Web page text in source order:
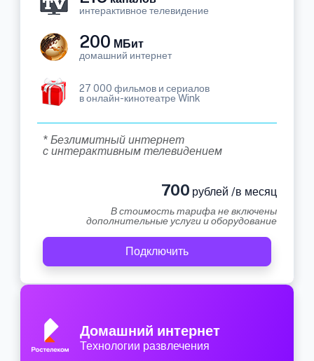
интерактивное телевидение
200 МБит
домашний интернет
27 000 фильмов и сериалов
в онлайн-кинотеатре Wink
* Безлимитный интернет
с интерактивным телевидением
700 рублей /в месяц
В стоимость тарифа не включены
дополнительные услуги и оборудование
Подключить
Домашний интернет
Технологии развлечения